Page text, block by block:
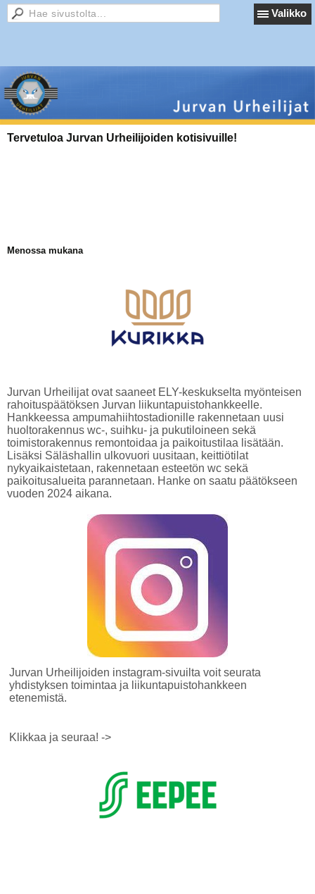
Valikko
Tervetuloa Jurvan Urheilijoiden kotisivuille!
Menossa mukana
Jurvan Urheilijat ovat saaneet ELY-keskukselta myönteisen
rahoituspäätöksen Jurvan liikuntapuistohankkeelle.
Hankkeessa ampumahiihtostadionille rakennetaan uusi
huoltorakennus wc-, suihku- ja pukutiloineen sekä
toimistorakennus remontoidaa ja paikoitustilaa lisätään.
Lisäksi Säläshallin ulkovuori uusitaan, keittiötilat
nykyaikaistetaan, rakennetaan esteetön wc sekä
paikoitusalueita parannetaan. Hanke on saatu päätökseen
vuoden 2024 aikana.
Jurvan Urheilijoiden instagram-sivuilta voit seurata
yhdistyksen toimintaa ja liikuntapuistohankkeen
etenemistä.
Klikkaa ja seuraa! ->